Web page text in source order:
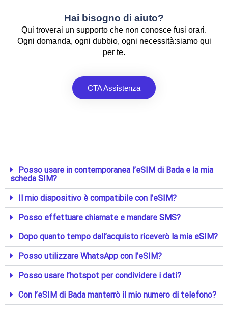
Hai bisogno di aiuto?
Qui troverai un supporto che non conosce fusi orari.
Ogni domanda, ogni dubbio, ogni necessità:siamo qui
per te.
CTA Assistenza
Posso usare in contemporanea l’eSIM di Bada e la mia
scheda SIM?
Il mio dispositivo è compatibile con l’eSIM?
Posso effettuare chiamate e mandare SMS?
Dopo quanto tempo dall’acquisto riceverò la mia eSIM?
Posso utilizzare WhatsApp con l’eSIM?
Posso usare l’hotspot per condividere i dati?
Con l’eSIM di Bada manterrò il mio numero di telefono?